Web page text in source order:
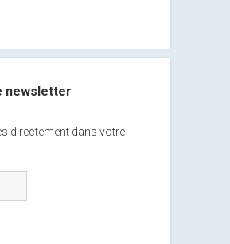
newsletter
directement dans votre